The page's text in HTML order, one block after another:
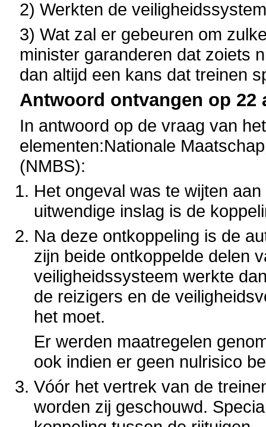
2) Werkten de
3) Wat zal er gebeuren om
minister garanderen dat zoiets
dan altijd een kans dat treinen
Antwoord ontvangen op 22
In antwoord op de vraag van
elementen:Nationale
(NMBS):
Het ongeval was te wijten
uitwendige inslag is de
Na deze ontkoppeling is de
zijn beide ontkoppelde delen
veiligheidssysteem werkte
de reizigers en de
het moet.
Er werden maatregelen
ook indien er geen nulrisico
Vóór het vertrek van de
worden zij geschouwd.